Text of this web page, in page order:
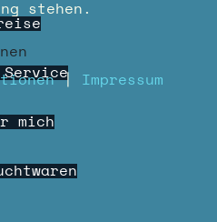
Service
mich
stehen.
| Impressum